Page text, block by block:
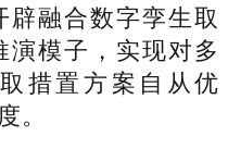
融合数字孪生取
模子，实现对多
措置方案自从优
。